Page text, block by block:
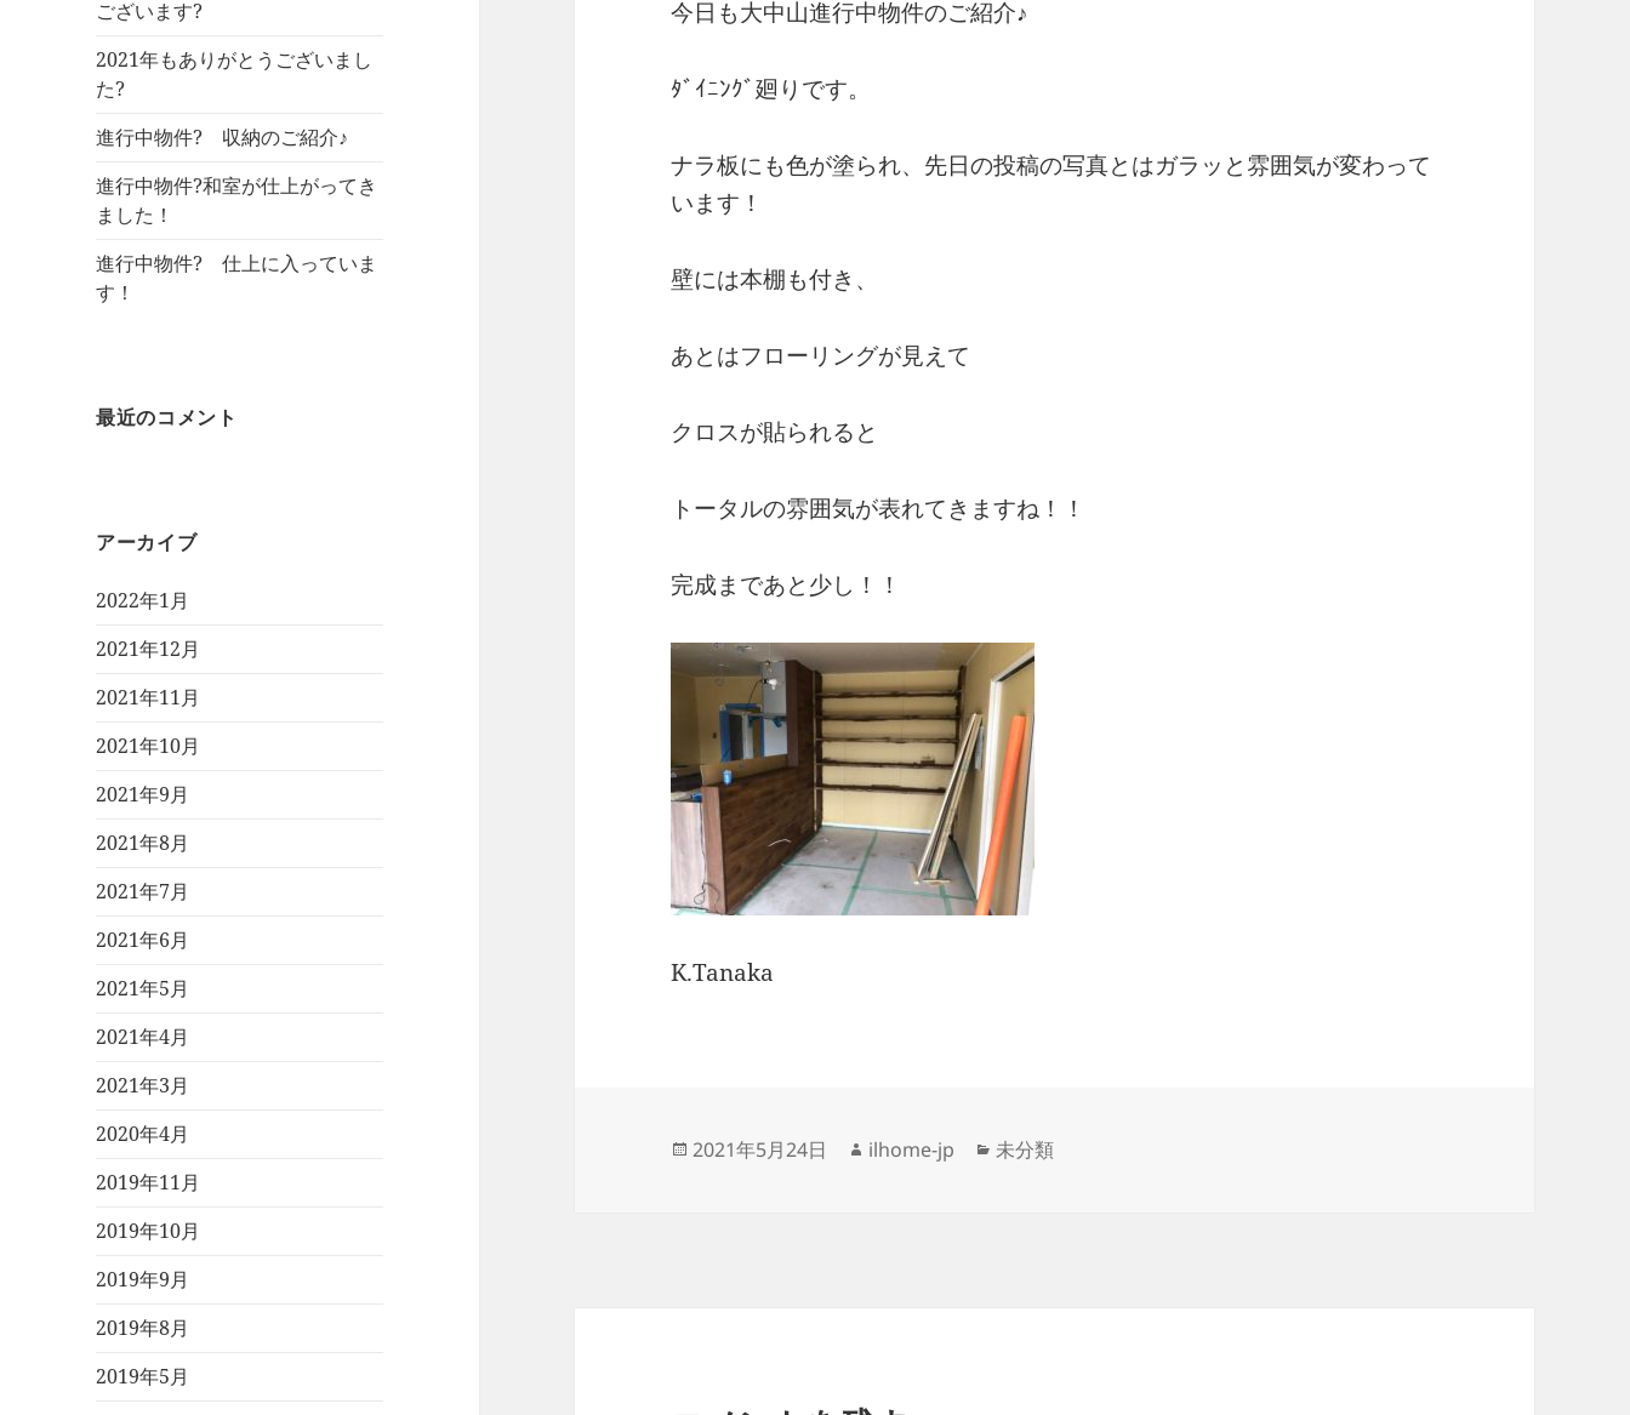
ございます?
2021年もありがとうございまし
た?
進行中物件? 収納のご紹介♪
進行中物件?和室が仕上がってき
ました！
進行中物件? 仕上に入っていま
す！
最近のコメント
アーカイブ
2022年1月
2021年12月
2021年11月
2021年10月
2021年9月
2021年8月
2021年7月
2021年6月
2021年5月
2021年4月
2021年3月
2020年4月
2019年11月
2019年10月
2019年9月
2019年8月
2019年5月
今日も大中山進行中物件のご紹介♪
ﾀﾞｲﾆﾝｸﾞ廻りです。
ナラ板にも色が塗られ、先日の投稿の写真とはガラッと雰囲気が変わって
います！
壁には本棚も付き、
あとはフローリングが見えて
クロスが貼られると
トータルの雰囲気が表れてきますね！！
完成まであと少し！！
K.Tanaka
投
2021年5月24日
作
ilhome-jp
カ
未分類